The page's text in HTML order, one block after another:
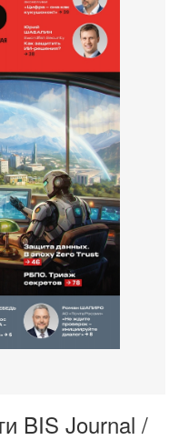
BIS Journal /